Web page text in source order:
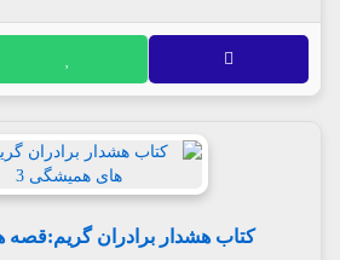
کتاب هشدار برادران گریم:قصه